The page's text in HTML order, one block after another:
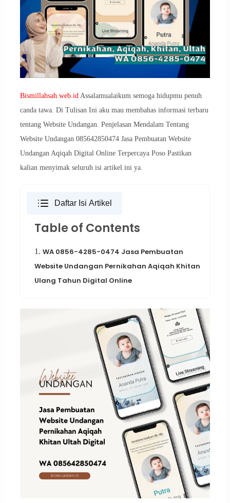
Bismillahsah.web.idAssalamualaikum semoga hidupmu penuh
canda tawa. Di Tulisan Ini aku mau membahas informasi terbaru
tentang Website Undangan. Penjelasan Mendalam Tentang
Website Undangan 085642850474 Jasa Pembuatan Website
Undangan Aqiqah Digital Online Terpercaya Poso Pastikan
kalian menyimak seluruh isi artikel ini ya.
Daftar Isi Artikel
Table of Contents
1. WA 0856-4285-0474 Jasa Pembuatan
Website Undangan Pernikahan Aqiqah Khitan
Ulang Tahun Digital Online